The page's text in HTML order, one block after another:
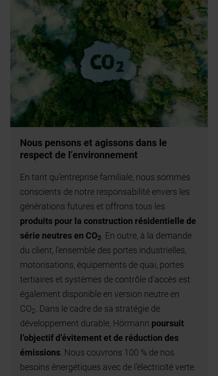
Nous pensons et agissons dans le
respect de l’environnement
En tant qu’entreprise familiale, nous sommes
conscients de notre responsabilité envers les
générations futures et offrons tous les
produits pour la construction résidentielle de
série neutres en CO2
. En outre, à la demande
du client, l’ensemble des portes industrielles,
motorisations, équipements de quai, portes
tertiaires et systèmes de contrôle d’accès est
également disponible en version neutre en
CO2
. Dans le cadre de sa stratégie de
développement durable, Hörmann poursuit
l’objectif d’évitement et de réduction des
émissions . Nous couvrons 100 % de nos
besoins énergétiques avec de l’électricité verte